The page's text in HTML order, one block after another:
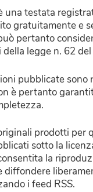
una testata
gratuitamente e
pertanto
legge n. 62
pubblicate sono
è pertanto
prodotti per
sotto la
la
diffondere
i feed RSS.